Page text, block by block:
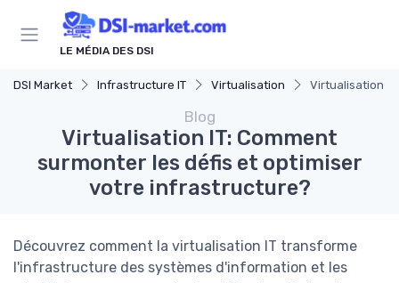
LE MÉDIA DES DSI
DSI Market Infrastructure IT Virtualisation Virtualisation
Blog
Virtualisation IT: Comment
surmonter les défis et optimiser
votre infrastructure?
Découvrez comment la virtualisation IT transforme
l'infrastructure des systèmes d'information et les
Panneau de gestion des cookies